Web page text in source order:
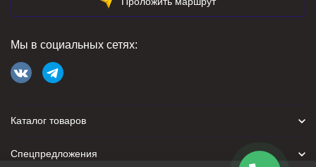
Мы в социальных сетях:
Каталог товаров
Спецпредложения